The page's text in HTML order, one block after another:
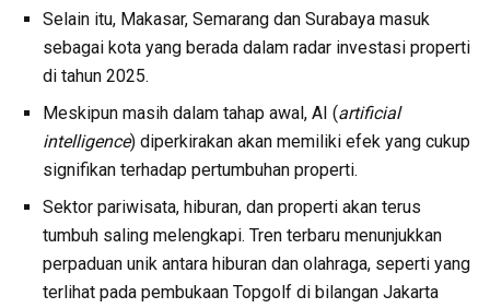
Selain itu, Makasar, Semarang dan Surabaya masuk
sebagai kota yang berada dalam radar investasi properti
di tahun 2025.
Meskipun masih dalam tahap awal, AI (artificial
intelligence) diperkirakan akan memiliki efek yang cukup
signifikan terhadap pertumbuhan properti.
Sektor pariwisata, hiburan, dan properti akan terus
tumbuh saling melengkapi. Tren terbaru menunjukkan
perpaduan unik antara hiburan dan olahraga, seperti yang
terlihat pada pembukaan Topgolf di bilangan Jakarta